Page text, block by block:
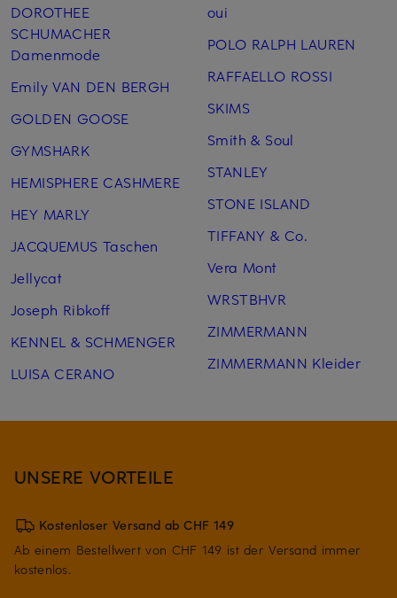
DOROTHEE
SCHUMACHER
Damenmode
Emily VAN DEN BERGH
GOLDEN GOOSE
GYMSHARK
HEMISPHERE CASHMERE
HEY MARLY
JACQUEMUS Taschen
Jellycat
Joseph Ribkoff
KENNEL & SCHMENGER
LUISA CERANO
oui
POLO RALPH LAUREN
RAFFAELLO ROSSI
SKIMS
Smith & Soul
STANLEY
STONE ISLAND
TIFFANY & Co.
Vera Mont
WRSTBHVR
ZIMMERMANN
ZIMMERMANN Kleider
UNSERE VORTEILE
Kostenloser Versand ab CHF 149
Ab einem Bestellwert von CHF 149 ist der Versand immer
kostenlos.